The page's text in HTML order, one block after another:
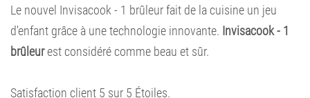
Le nouvel Invisacook - 1 brûleur fait de la cuisine un jeu
d'enfant grâce à une technologie innovante. Invisacook - 1
brûleurest considéré comme beau et sûr.
Satisfaction client 5 sur 5 Étoiles.